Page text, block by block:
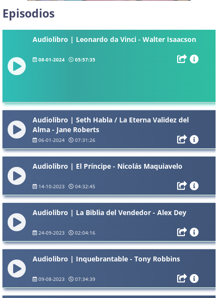
Episodios
Audiolibro | Leonardo da Vinci - Walter Isaacson
08-01-2024 05:57:35
Audiolibro | Seth Habla / La Eterna Validez del
Alma - Jane Roberts
06-01-2024 07:31:26
Audiolibro | El Príncipe - Nicolás Maquiavelo
14-10-2023 04:32:45
Audiolibro | La Biblia del Vendedor - Alex Dey
24-09-2023 02:04:16
Audiolibro | Inquebrantable - Tony Robbins
09-08-2023 07:34:39